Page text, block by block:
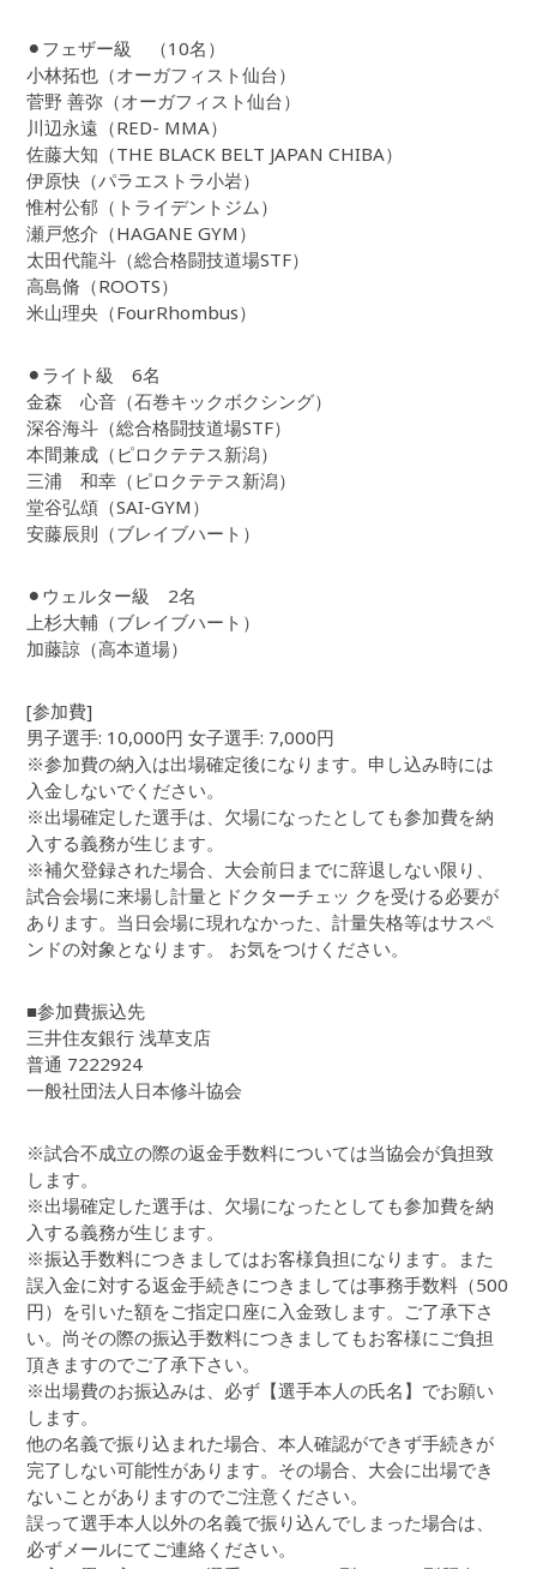
⚫︎フェザー級 （10名）
小林拓也（オーガフィスト仙台）
菅野 善弥（オーガフィスト仙台）
川辺永遠（RED- MMA）
佐藤大知（THE BLACK BELT JAPAN CHIBA）
伊原快（パラエストラ小岩）
惟村公郁（トライデントジム）
瀬戸悠介（HAGANE GYM）
太田代龍斗（総合格闘技道場STF）
高島脩（ROOTS）
米山理央（FourRhombus）
⚫︎ライト級 6名
金森 心音（石巻キックボクシング）
深谷海斗（総合格闘技道場STF）
本間兼成（ピロクテテス新潟）
三浦 和幸（ピロクテテス新潟）
堂谷弘頌（SAI-GYM）
安藤辰則（ブレイブハート）
⚫︎ウェルター級 2名
上杉大輔（ブレイブハート）
加藤諒（高本道場）
[参加費]
男子選手: 10,000円 女子選手: 7,000円
※参加費の納入は出場確定後になります。申し込み時には
入金しないでください。
※出場確定した選手は、欠場になったとしても参加費を納
入する義務が生じます。
※補欠登録された場合、大会前日までに辞退しない限り、
試合会場に来場し計量とドクターチェッ クを受ける必要が
あります。当日会場に現れなかった、計量失格等はサスペ
ンドの対象となります。 お気をつけください。
■参加費振込先
三井住友銀行 浅草支店
普通 7222924
一般社団法人日本修斗協会
※試合不成立の際の返金手数料については当協会が負担致
します。
※出場確定した選手は、欠場になったとしても参加費を納
入する義務が生じます。
※振込手数料につきましてはお客様負担になります。また
誤入金に対する返金手続きにつきましては事務手数料（500
円）を引いた額をご指定口座に入金致します。ご了承下さ
い。尚その際の振込手数料につきましてもお客様にご負担
頂きますのでご了承下さい。
※出場費のお振込みは、必ず【選手本人の氏名】でお願い
します。
他の名義で振り込まれた場合、本人確認ができず手続きが
完了しない可能性があります。その場合、大会に出場でき
ないことがありますのでご注意ください。
誤って選手本人以外の名義で振り込んでしまった場合は、
必ずメールにてご連絡ください。